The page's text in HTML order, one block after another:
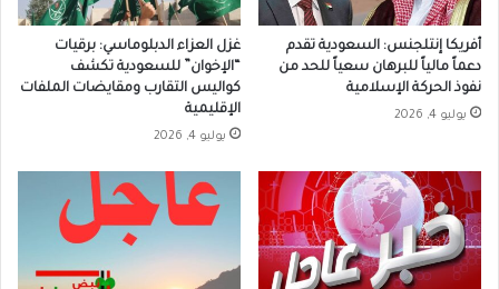
أفريكا إنتلجنس: السعودية تقدم
دعماً مالياً للبرهان سعياً للحد من
نفوذ الحركة الإسلامية
يوليو 4, 2026
غزل العزاء الدبلوماسي: برقيات
“الإخوان” للسعودية تكشف
كواليس التقارب ومقايضات الملفات
الإقليمية
يوليو 4, 2026